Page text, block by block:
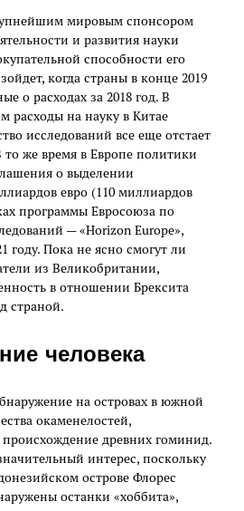
мировым спонсором
и развития науки
способности его
когда страны в конце 2019
о расходах за 2018 год. В
расходы на науку в Китае
исследований все еще отстает
же время в Европе политики
о выделении
евро (110 миллиардов
программы Евросоюза по
— «Horizon Europe»,
году. Пока не ясно смогут ли
из Великобритании,
в отношении Брексита
страной.
человека
на островах в южной
окаменелостей,
древних гоминид.
интерес, поскольку
острове Флорес
останки «хоббита»,